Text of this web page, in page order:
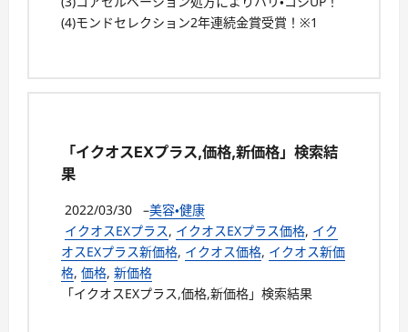
(4)モンドセレクション2年連続金賞受賞！※1
「イクオスEXプラス,価格,新価格」検索結
果
2022/03/30 –美容・健康
イクオスEXプラス, イクオスEXプラス価格, イク
オスEXプラス新価格, イクオス価格, イクオス新価
格, 価格, 新価格
「イクオスEXプラス,価格,新価格」検索結果